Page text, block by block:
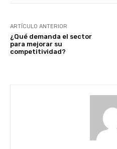
ARTÍCULO ANTERIOR
¿Qué demanda el sector
para mejorar su
competitividad?